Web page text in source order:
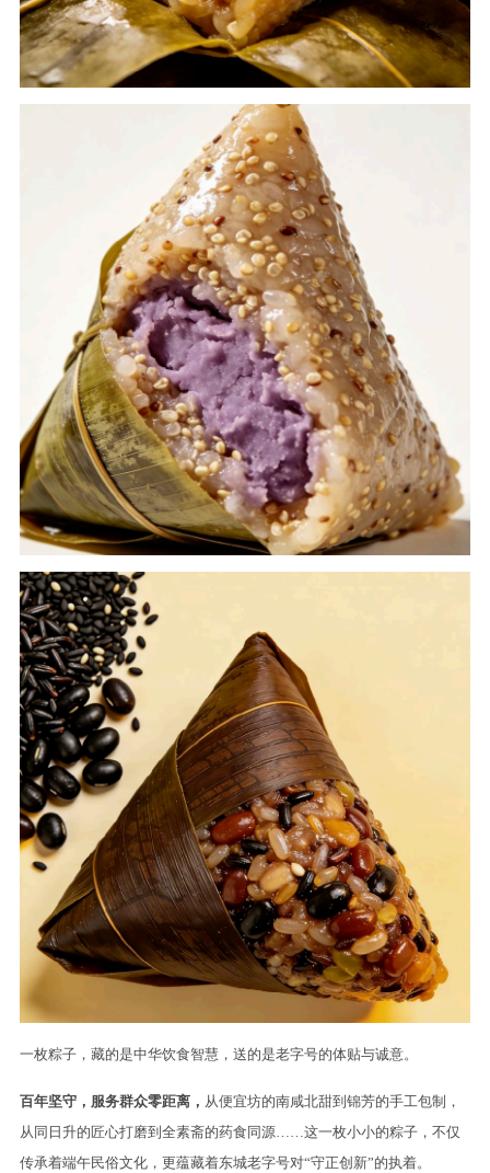
一枚粽子，藏的是中华饮食智慧，送的是老字号的体贴与诚意。
百年坚守，服务群众零距离， 从便宜坊的南咸北甜到锦芳的手工包制，
从同日升的匠心打磨到全素斋的药食同源……这一枚小小的粽子，不仅
传承着端午民俗文化，更蕴藏着东城老字号对“守正创新”的执着。